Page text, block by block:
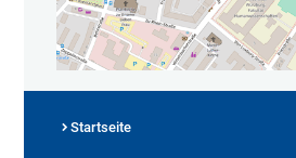
Startseite